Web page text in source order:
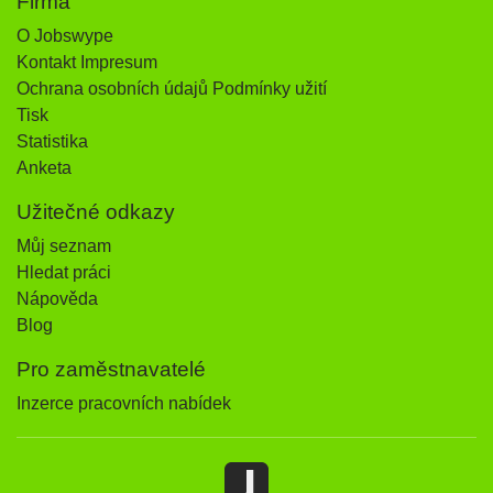
O Jobswype
Kontakt Impresum
Ochrana osobních údajů Podmínky užití
Tisk
Statistika
Anketa
Užitečné odkazy
Můj seznam
Hledat práci
Nápověda
Blog
Pro zaměstnavatelé
Inzerce pracovních nabídek